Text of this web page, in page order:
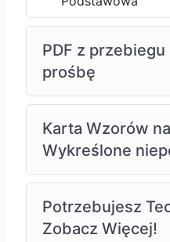
korepetycje, skorzystaj z
które pozwolą Ci zdać
w okolicach 80% – nawet
PDF z przebiegu
prośbę
Karta Wzorów
Wykreślone
Potrzebujesz
Zobacz Więcej!